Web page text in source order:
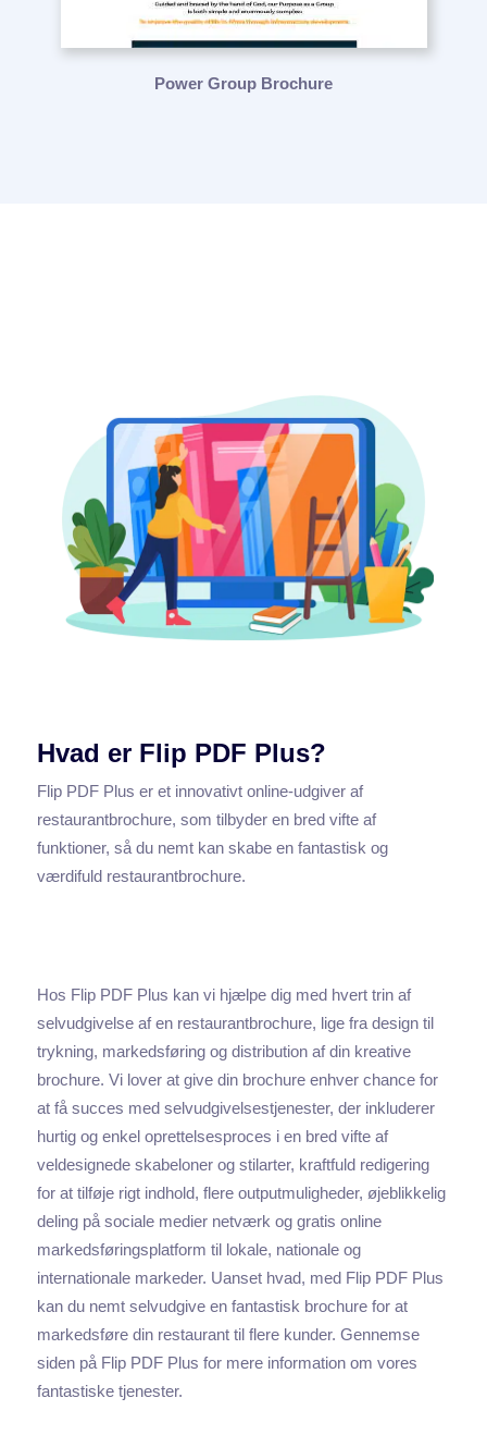
Power Group Brochure
Hvad er Flip PDF Plus?
Flip PDF Plus er et innovativt online-udgiver af
restaurantbrochure, som tilbyder en bred vifte af
funktioner, så du nemt kan skabe en fantastisk og
værdifuld restaurantbrochure.
Hos Flip PDF Plus kan vi hjælpe dig med hvert trin af
selvudgivelse af en restaurantbrochure, lige fra design til
trykning, markedsføring og distribution af din kreative
brochure. Vi lover at give din brochure enhver chance for
at få succes med selvudgivelsestjenester, der inkluderer
hurtig og enkel oprettelsesproces i en bred vifte af
veldesignede skabeloner og stilarter, kraftfuld redigering
for at tilføje rigt indhold, flere outputmuligheder, øjeblikkelig
deling på sociale medier netværk og gratis online
markedsføringsplatform til lokale, nationale og
internationale markeder. Uanset hvad, med Flip PDF Plus
kan du nemt selvudgive en fantastisk brochure for at
markedsføre din restaurant til flere kunder. Gennemse
siden på Flip PDF Plus for mere information om vores
fantastiske tjenester.